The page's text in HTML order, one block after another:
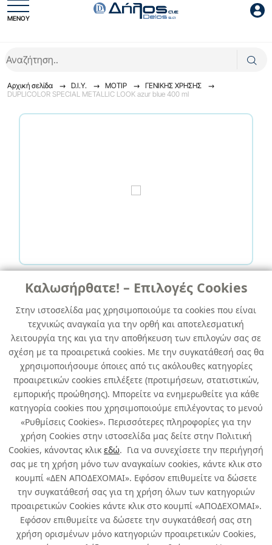
Καλωσήρθατε! – Επιλογές Cookies
Στην ιστοσελίδα μας χρησιμοποιούμε τα cookies που είναι
τεχνικώς αναγκαία για την ορθή και αποτελεσματική
λειτουργία της και για την αποθήκευση των επιλογών σας σε
σχέση με τα προαιρετικά cookies. Με την συγκατάθεσή σας θα
χρησιμοποιήσουμε όποιες από τις ακόλουθες κατηγορίες
προαιρετικών cookies επιλέξετε (προτιμήσεων, στατιστικών,
εμπορικής προώθησης). Μπορείτε να ενημερωθείτε για κάθε
κατηγορία cookies που χρησιμοποιούμε επιλέγοντας το μενού
«Ρυθμίσεις Cookies». Περισσότερες πληροφορίες για την
χρήση Cookies στην ιστοσελίδα μας δείτε στην Πολιτική
Cookies, κάνοντας κλικ εδώ. Για να συνεχίσετε την περιήγησή
σας με τη χρήση μόνο των αναγκαίων cookies, κάντε κλικ στο
κουμπί «ΔΕΝ ΑΠΟΔΕΧΟΜΑΙ». Εφόσον επιθυμείτε να δώσετε
την συγκατάθεσή σας για τη χρήση όλων των κατηγοριών
προαιρετικών Cookies κάντε κλικ στο κουμπί «ΑΠΟΔΕΧΟΜΑΙ».
Εφόσον επιθυμείτε να δώσετε την συγκατάθεσή σας στη
χρήση ορισμένων μόνο κατηγοριών προαιρετικών Cookies,
ΜΕΝΟΥ
Αρχική σελίδα D.I.Y. ΜΟΤΙΡ
ΓENIKHΣ XPHΣHΣ
DUPLICOLOR SPECIAL METALLIC LOOK azur blue 400 ml
ΓENIKHΣ XPHΣHΣ
DUPLICOLOR SPECIAL METALLIC
LOOK azur blue 400 ml
κωδ. 366901921
6τμχ/ συσκευασία
Άμεσα Διαθέσιμο
Σχετικά με εμάς
Χρήσιμα